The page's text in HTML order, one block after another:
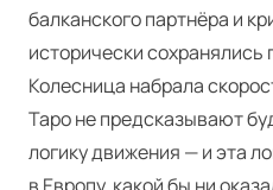
балканского партнёра и
исторически сохранялись
Колесница набрала
Таро не предсказывают
логику движения — и эта